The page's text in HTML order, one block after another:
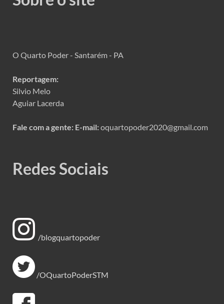
O Quarto Poder - Santarém - PA
Reportagem:
Silvio Melo
Aguiar Lacerda
Fale com a gente: E-mail:oquartopoder2020@gmail.com
Redes Sociais
/blogquartopoder
/OQuartoPoderSTM